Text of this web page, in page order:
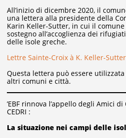
All’inizio di dicembre 2020, il
una lettera alla presidente della
Karin Keller-Sutter, in cui il
sostegno all’accoglienza dei
delle isole greche.
Lettre Sainte-Croix à K. Keller-Sutter
Questa lettera può essere
altri comuni e città.
’EBF rinnova l’appello degli Amici
CEDRI :
La situazione nei campi delle